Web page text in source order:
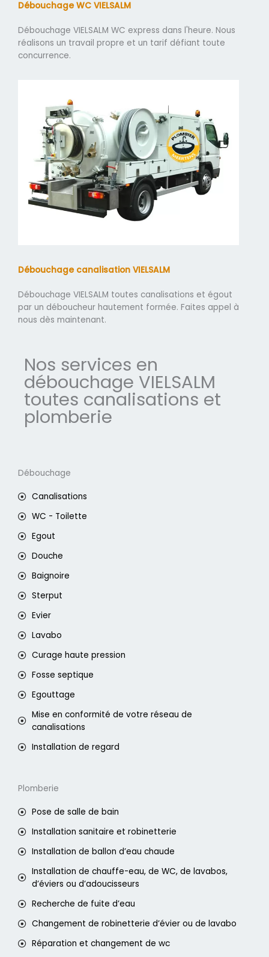
Débouchage WC VIELSALM
Débouchage VIELSALM WC express dans l'heure. Nous
réalisons un travail propre et un tarif défiant toute
concurrence.
Débouchage canalisation VIELSALM
Débouchage VIELSALM toutes canalisations et égout
par un déboucheur hautement formée. Faites appel à
nous dès maintenant.
Nos services en
débouchage VIELSALM
toutes canalisations et
plomberie
Débouchage
Canalisations
WC - Toilette
Egout
Douche
Baignoire
Sterput
Evier
Lavabo
Curage haute pression
Fosse septique
Egouttage
Mise en conformité de votre réseau de
canalisations
Installation de regard
Plomberie
Pose de salle de bain
Installation sanitaire et robinetterie
Installation de ballon d’eau chaude
Installation de chauffe-eau, de WC, de lavabos,
d’éviers ou d’adoucisseurs
Recherche de fuite d’eau
Changement de robinetterie d’évier ou de lavabo
Réparation et changement de wc